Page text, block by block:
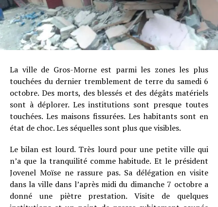
La ville de Gros-Morne est parmi les zones les plus
touchées du dernier tremblement de terre du samedi 6
octobre. Des morts, des blessés et des dégâts matériels
sont à déplorer. Les institutions sont presque toutes
touchées. Les maisons fissurées. Les habitants sont en
état de choc. Les séquelles sont plus que visibles.
Le bilan est lourd. Très lourd pour une petite ville qui
n’a que la tranquilité comme habitude. Et le président
Jovenel Moïse ne rassure pas. Sa délégation en visite
dans la ville dans l’après midi du dimanche 7 octobre a
donné une piètre prestation. Visite de quelques